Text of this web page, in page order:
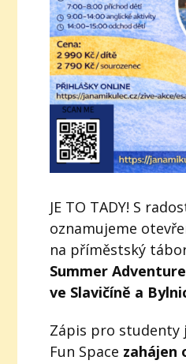
JE TO TADY! S
oznamujeme
na příměstský
Summer Adventure
ve Slavičíně a
Zápis pro studenty
Fun Space zahájen